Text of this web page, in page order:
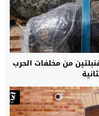
من مخلفات الحرب